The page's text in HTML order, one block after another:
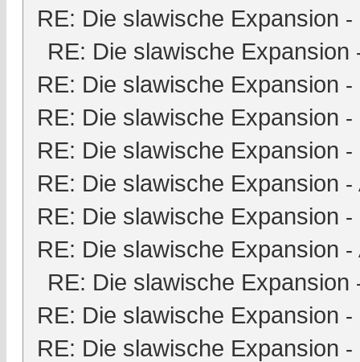
RE: Die slawische Expansion -
RE: Die slawische Expansion
RE: Die slawische Expansion -
RE: Die slawische Expansion -
RE: Die slawische Expansion -
RE: Die slawische Expansion -
RE: Die slawische Expansion -
RE: Die slawische Expansion -
RE: Die slawische Expansion
RE: Die slawische Expansion -
RE: Die slawische Expansion -